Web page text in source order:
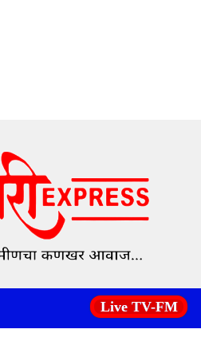
Live TV-FM